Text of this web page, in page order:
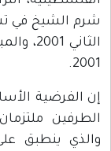
2001.
إن الفرضية
الطرفين
والذي ينطبق